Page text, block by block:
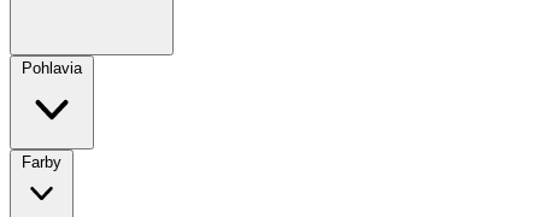
Pohlavia
Farby